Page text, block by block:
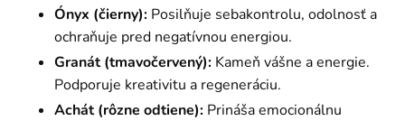
Ónyx (čierny): Posilňuje sebakontrolu, odolnosť a
ochraňuje pred negatívnou energiou.
Granát (tmavočervený): Kameň vášne a energie.
Podporuje kreativitu a regeneráciu.
Achát (rôzne odtiene): Prináša emocionálnu